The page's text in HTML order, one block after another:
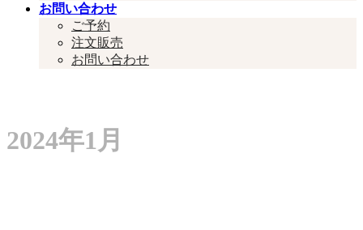
お問い合わせ
ご予約
注文販売
お問い合わせ
2024年1月